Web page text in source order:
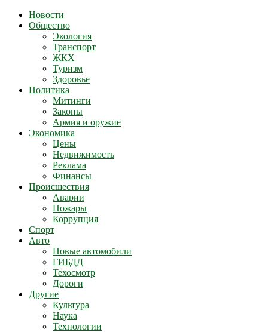
Новости
Общество
Экология
Транспорт
ЖКХ
Туризм
Здоровье
Политика
Митинги
Законы
Армия и оружие
Экономика
Цены
Недвижимость
Реклама
Финансы
Происшествия
Аварии
Пожары
Коррупция
Спорт
Авто
Новые автомобили
ГИБДД
Техосмотр
Дороги
Другие
Культура
Наука
Технологии